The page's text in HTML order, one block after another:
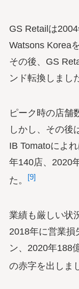
GS Retailは
Watsons Korea
その後、GS
ンド転換しまし
ピーク時の店舗
しかし、その後
IB Tomatoによ
年140店、2020
た。
[9]
業績も厳しい状
2018年に営業損
ン、2020年188
の赤字を出しま